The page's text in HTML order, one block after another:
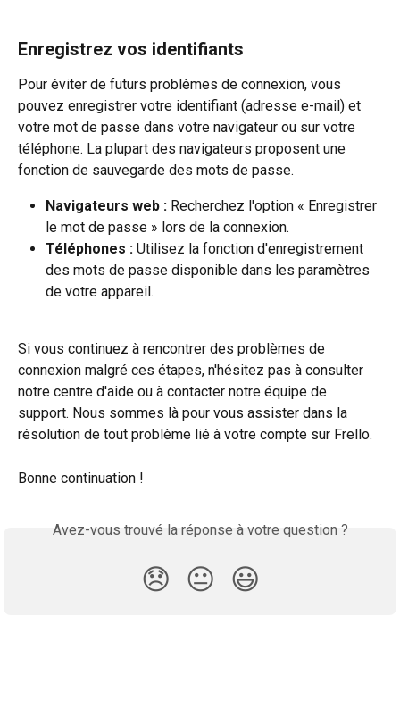
Enregistrez vos identifiants
Pour éviter de futurs problèmes de connexion, vous
pouvez enregistrer votre identifiant (adresse e-mail) et
votre mot de passe dans votre navigateur ou sur votre
téléphone. La plupart des navigateurs proposent une
fonction de sauvegarde des mots de passe.
Navigateurs web : Recherchez l'option « Enregistrer
le mot de passe » lors de la connexion.
Téléphones : Utilisez la fonction d'enregistrement
des mots de passe disponible dans les paramètres
de votre appareil.
Si vous continuez à rencontrer des problèmes de
connexion malgré ces étapes, n'hésitez pas à consulter
notre centre d'aide ou à contacter notre équipe de
support. Nous sommes là pour vous assister dans la
résolution de tout problème lié à votre compte sur Frello.
Bonne continuation !
Avez-vous trouvé la réponse à votre question ?
😞 😐 😃